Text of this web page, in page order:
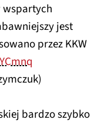
jest
przez KKW
bardzo szybko